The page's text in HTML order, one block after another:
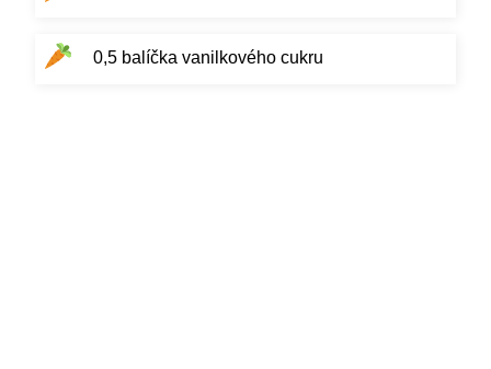
0,5 balíčka vanilkového cukru